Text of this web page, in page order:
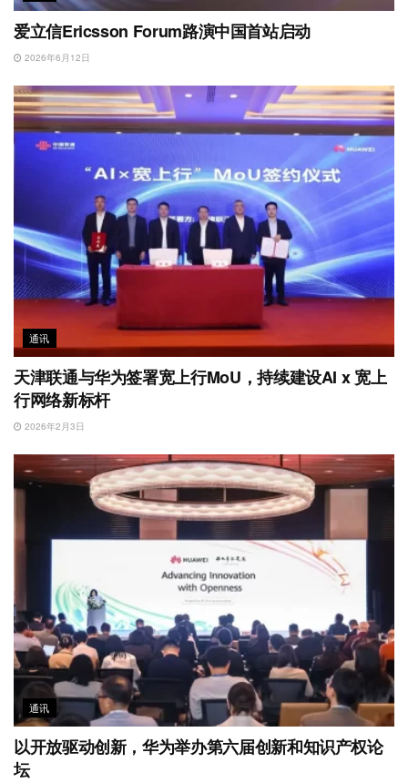
爱立信Ericsson Forum路演中国首站启动
2026年6月12日
通讯
天津联通与华为签署宽上行MoU，持续建设AI x 宽上
行网络新标杆
2026年2月3日
通讯
以开放驱动创新，华为举办第六届创新和知识产权论
坛